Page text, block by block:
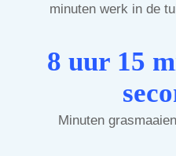
minuten werk in de
8 uur 15
Minuten